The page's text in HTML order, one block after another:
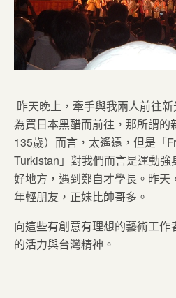
昨天晚上，牽手與我兩人前往
為買日本黑醋而前往，那所謂的
135歲）而言，太遙遠，但是「
Turkistan」對我們而言是運動
好地方，遇到鄭自才學長。昨天
年輕朋友，正妹比帥哥多。
向這些有創意有理想的藝術工作
的活力與台灣精神。